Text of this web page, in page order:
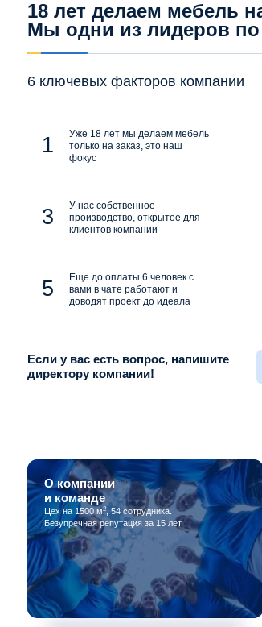
18 лет делаем мебель
Мы одни из лидеров
6 ключевых факторов компании
Уже 18 лет мы делаем мебель
только на заказ, это наш
фокус
У нас собственное
производство, открытое для
клиентов компании
Еще до оплаты 6 человек с
вами в чате работают и
доводят проект до идеала
Если у вас есть вопрос, напишите
директору компании!
О компании
и команде
Цех на 1500 м2, 54 сотрудника.
Безупречная репутация за 15 лет.